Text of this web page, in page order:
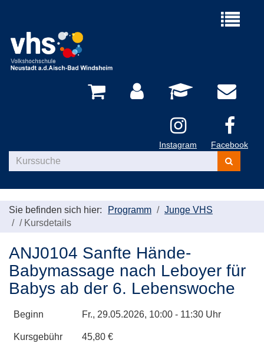
Menü
Instagram Facebook
Kurse
suchen
Sie befinden sich hier: Programm
Junge VHS
/ Kursdetails
ANJ0104 Sanfte Hände-
Babymassage nach Leboyer für
Babys ab der 6. Lebenswoche
Beginn Fr., 29.05.2026, 10:00 - 11:30 Uhr
Kursgebühr 45,80 €